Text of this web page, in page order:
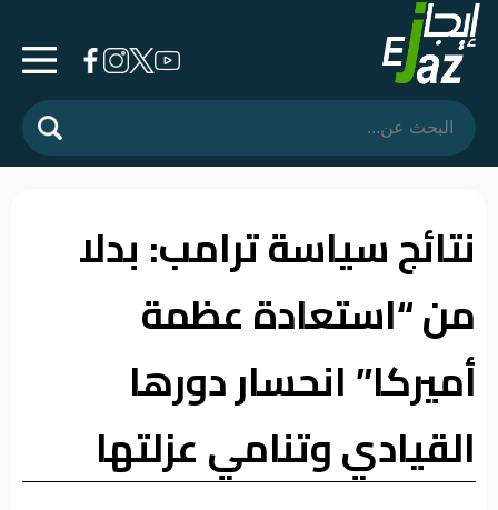
الرئيسية
المشهد
فرشة
الأسواق
رأي
وموقف
الفيديوهات
نتائج سياسة ترامب: بدلا
من “استعادة عظمة
أميركا” انحسار دورها
القيادي وتنامي عزلتها